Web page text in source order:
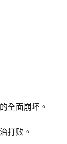
全面崩坏。
打败。